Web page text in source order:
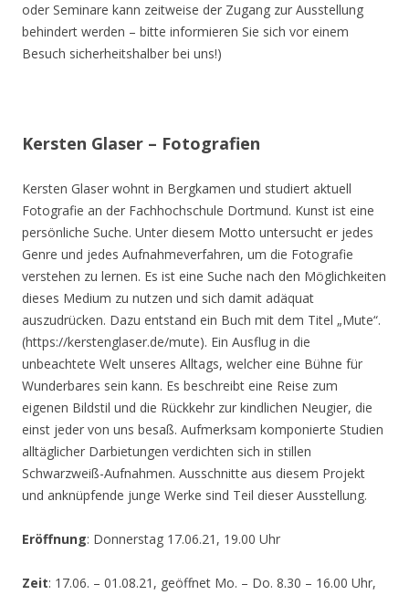
oder Seminare kann zeitweise der Zugang zur Ausstellung
behindert werden – bitte informieren Sie sich vor einem
Besuch sicherheitshalber bei uns!)
Kersten Glaser – Fotografien
Kersten Glaser wohnt in Bergkamen und studiert aktuell
Fotografie an der Fachhochschule Dortmund. Kunst ist eine
persönliche Suche. Unter diesem Motto untersucht er jedes
Genre und jedes Aufnahmeverfahren, um die Fotografie
verstehen zu lernen. Es ist eine Suche nach den Möglichkeiten
dieses Medium zu nutzen und sich damit adäquat
auszudrücken. Dazu entstand ein Buch mit dem Titel „Mute“.
(https://kerstenglaser.de/mute). Ein Ausflug in die
unbeachtete Welt unseres Alltags, welcher eine Bühne für
Wunderbares sein kann. Es beschreibt eine Reise zum
eigenen Bildstil und die Rückkehr zur kindlichen Neugier, die
einst jeder von uns besaß. Aufmerksam komponierte Studien
alltäglicher Darbietungen verdichten sich in stillen
Schwarzweiß-Aufnahmen. Ausschnitte aus diesem Projekt
und anknüpfende junge Werke sind Teil dieser Ausstellung.
Eröffnung: Donnerstag 17.06.21, 19.00 Uhr
Zeit: 17.06. – 01.08.21, geöffnet Mo. – Do. 8.30 – 16.00 Uhr,